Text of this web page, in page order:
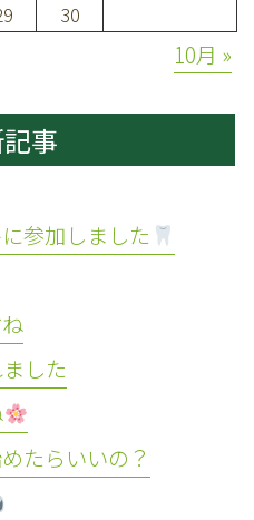
30
10月 »
事
参加しました
した
たらいいの？